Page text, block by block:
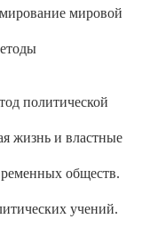
мировой
политической
жизнь и властные
обществ.
учений.